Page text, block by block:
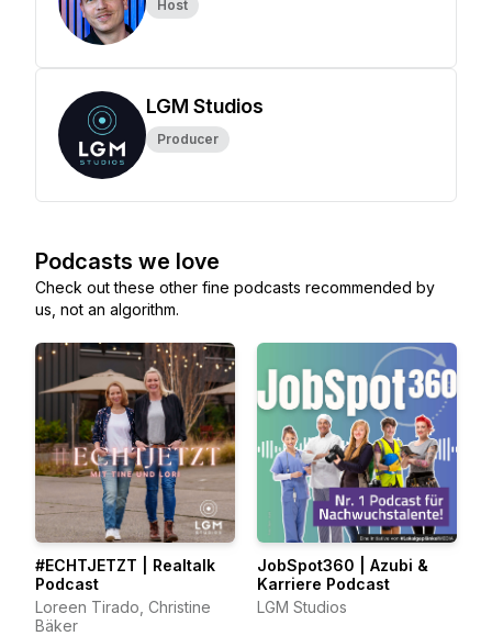
Host
LGM Studios
Producer
Podcasts we love
Check out these other fine podcasts recommended by
us, not an algorithm.
#ECHTJETZT | Realtalk
Podcast
Loreen Tirado, Christine
Bäker
JobSpot360 | Azubi &
Karriere Podcast
LGM Studios